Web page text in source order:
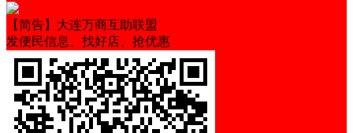
【简告】大连万商互助联盟
发便民信息、找好店、抢优惠